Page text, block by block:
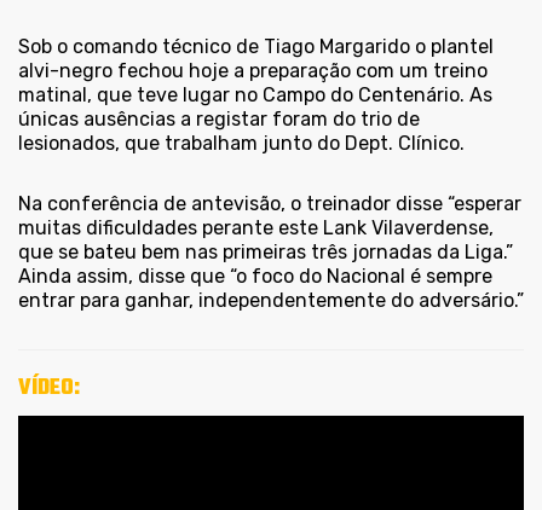
Sob o comando técnico de Tiago Margarido o plantel
alvi-negro fechou hoje a preparação com um treino
matinal, que teve lugar no Campo do Centenário. As
únicas ausências a registar foram do trio de
lesionados, que trabalham junto do Dept. Clínico.
Na conferência de antevisão, o treinador disse “esperar
muitas dificuldades perante este Lank Vilaverdense,
que se bateu bem nas primeiras três jornadas da Liga.”
Ainda assim, disse que “o foco do Nacional é sempre
entrar para ganhar, independentemente do adversário.”
VÍDEO: